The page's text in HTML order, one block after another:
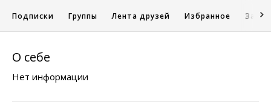
Подписки Группы Лента друзей Избранное
О себе
Нет информации